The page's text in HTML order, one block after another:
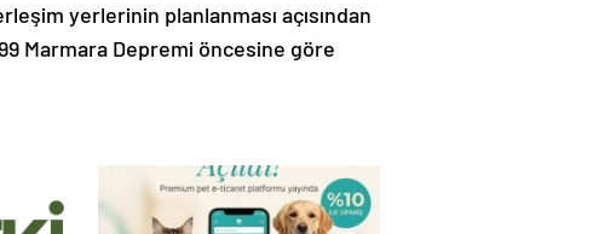
yerlerinin planlanması açısından
Marmara Depremi öncesine göre